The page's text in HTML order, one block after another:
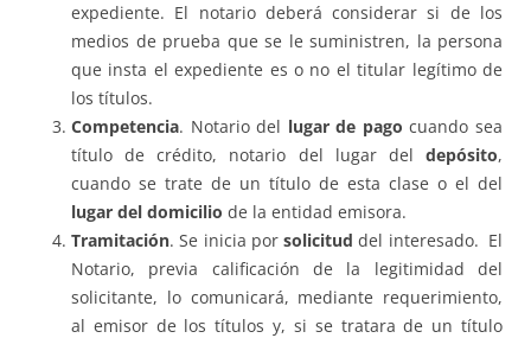
expediente. El notario deberá considerar si de los
medios de prueba que se le suministren, la persona
que insta el expediente es o no el titular legítimo de
los títulos.
Competencia. Notario del lugar de pago cuando sea
título de crédito, notario del lugar del depósito,
cuando se trate de un título de esta clase o el del
lugar del domicilio de la entidad emisora.
Tramitación. Se inicia por solicitud del interesado. El
Notario, previa calificación de la legitimidad del
solicitante, lo comunicará, mediante requerimiento,
al emisor de los títulos y, si se tratara de un título